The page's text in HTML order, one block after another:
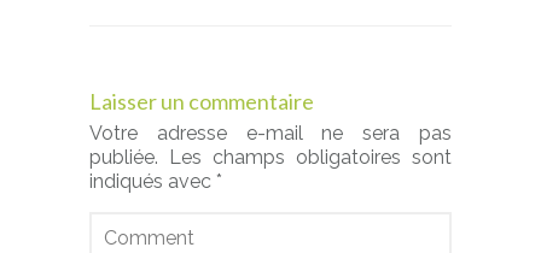
Laisser un commentaire
Votre adresse e-mail ne sera pas
publiée.
Les champs obligatoires sont
indiqués avec *